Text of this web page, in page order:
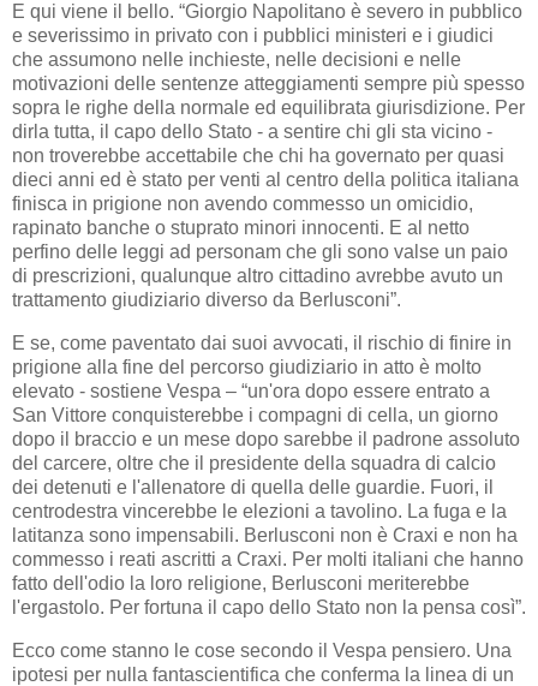
E qui viene il bello. “Giorgio Napolitano è severo in pubblico
e severissimo in privato con i pubblici ministeri e i giudici
che assumono nelle inchieste, nelle decisioni e nelle
motivazioni delle sentenze atteggiamenti sempre più spesso
sopra le righe della normale ed equilibrata giurisdizione. Per
dirla tutta, il capo dello Stato - a sentire chi gli sta vicino -
non troverebbe accettabile che chi ha governato per quasi
dieci anni ed è stato per venti al centro della politica italiana
finisca in prigione non avendo commesso un omicidio,
rapinato banche o stuprato minori innocenti. E al netto
perfino delle leggi ad personam che gli sono valse un paio
di prescrizioni, qualunque altro cittadino avrebbe avuto un
trattamento giudiziario diverso da Berlusconi”.
E se, come paventato dai suoi avvocati, il rischio di finire in
prigione alla fine del percorso giudiziario in atto è molto
elevato - sostiene Vespa – “un'ora dopo essere entrato a
San Vittore conquisterebbe i compagni di cella, un giorno
dopo il braccio e un mese dopo sarebbe il padrone assoluto
del carcere, oltre che il presidente della squadra di calcio
dei detenuti e l'allenatore di quella delle guardie. Fuori, il
centrodestra vincerebbe le elezioni a tavolino. La fuga e la
latitanza sono impensabili. Berlusconi non è Craxi e non ha
commesso i reati ascritti a Craxi. Per molti italiani che hanno
fatto dell'odio la loro religione, Berlusconi meriterebbe
l'ergastolo. Per fortuna il capo dello Stato non la pensa così”.
Ecco come stanno le cose secondo il Vespa pensiero. Una
ipotesi per nulla fantascientifica che conferma la linea di un